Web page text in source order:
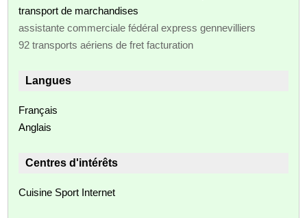
transport de marchandises
assistante commerciale fédéral express gennevilliers
92 transports aériens de fret facturation
Langues
Français
Anglais
Centres d'intérêts
Cuisine Sport Internet